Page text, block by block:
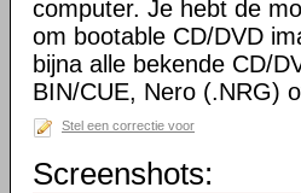
computer. Je hebt de
om bootable CD/DVD
bijna alle bekende CD/
BIN/CUE, Nero (.NRG)
Stel een correctie voor
Screenshots: